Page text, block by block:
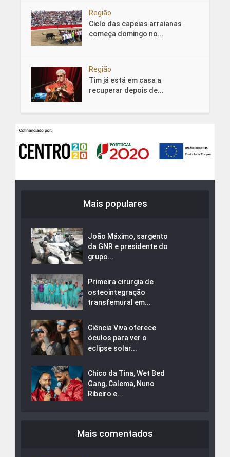
Região
Ciclo das capeias arraianas
começa domingo no...
Região
Tim já está em casa a
recuperar depois de...
Mais populares
João Máximo, sargento
da GNR e presidente do
grupo...
Primeira cirurgia de
osteointegração
transfemural em...
Ciência Viva oferece
óculos para ver o
eclipse solar...
Chico da Tina, Wet Bed
Gang, Calema, Nuno
Ribeiro e...
Mais comentados